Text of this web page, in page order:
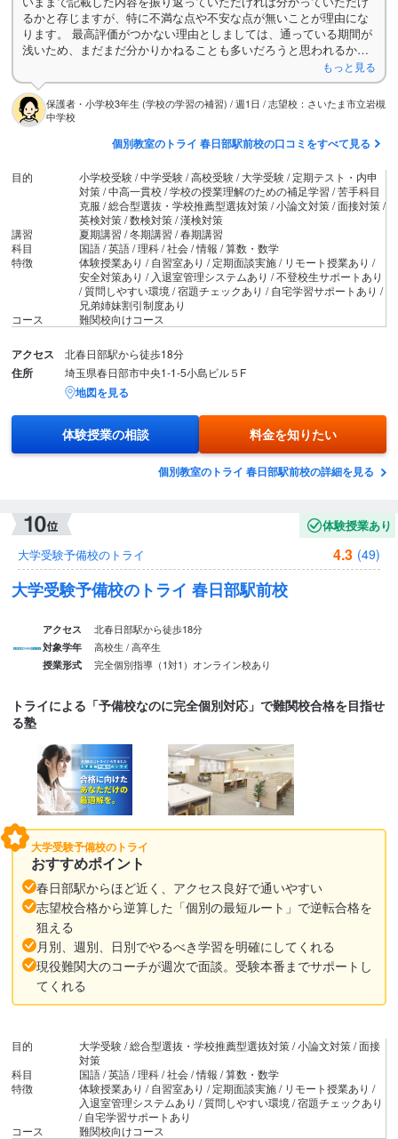
るかと存じますが、特に不満な点や不安な点が無いことが理由にな
ります。 最高評価がつかない理由としましては、通っている期間が
浅いため、まだまだ分かりかねることも多いだろうと思われるから
です。知らないこと、経験してないことにに対して勝手な評価もつ
けられませんためご了承ください。
もっと見る
保護者・小学校3年生 (学校の学習の補習) / 週1日 / 志望校：さいたま市立岩槻
中学校
個別教室のトライ 春日部駅前校の口コミをすべて見る
目的
小学校受験 / 中学受験 / 高校受験 / 大学受験 / 定期テスト・内申
対策 / 中高一貫校 / 学校の授業理解のための補足学習 / 苦手科目
克服 / 総合型選抜・学校推薦型選抜対策 / 小論文対策 / 面接対策 /
英検対策 / 数検対策 / 漢検対策
講習
夏期講習 / 冬期講習 / 春期講習
科目
国語 / 英語 / 理科 / 社会 / 情報 / 算数・数学
特徴
体験授業あり / 自習室あり / 定期面談実施 / リモート授業あり /
安全対策あり / 入退室管理システムあり / 不登校生サポートあり
/ 質問しやすい環境 / 宿題チェックあり / 自宅学習サポートあり /
兄弟姉妹割引制度あり
コース
難関校向けコース
アクセス 北春日部駅から徒歩18分
住所 埼玉県春日部市中央1-1-5小島ビル５F
地図を見る
体験授業の相談 料金を知りたい
個別教室のトライ 春日部駅前校の詳細を見る
体験授業あり
大学受験予備校のトライ
4.3 (49)
大学受験予備校のトライ 春日部駅前校
アクセス 北春日部駅から徒歩18分
対象学年 高校生 / 高卒生
授業形式 完全個別指導（1対1） オンライン校あり
トライによる「予備校なのに完全個別対応」で難関校合格を目指せ
る塾
大学受験予備校のトライ
おすすめポイント
春日部駅からほど近く、アクセス良好で通いやすい
志望校合格から逆算した「個別の最短ルート」で逆転合格を
狙える
月別、週別、日別でやるべき学習を明確にしてくれる
現役難関大のコーチが週次で面談。受験本番までサポートし
てくれる
目的
大学受験 / 総合型選抜・学校推薦型選抜対策 / 小論文対策 / 面接
対策
科目
国語 / 英語 / 理科 / 社会 / 情報 / 算数・数学
特徴
体験授業あり / 自習室あり / 定期面談実施 / リモート授業あり /
入退室管理システムあり / 質問しやすい環境 / 宿題チェックあり
/ 自宅学習サポートあり
コース
難関校向けコース